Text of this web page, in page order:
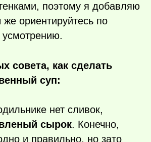
поэтому я добавляю
же ориентируйтесь по
усмотрению.
совета, как сделать
суп:
нет сливок,
сырок. Конечно,
и правильно, но зато